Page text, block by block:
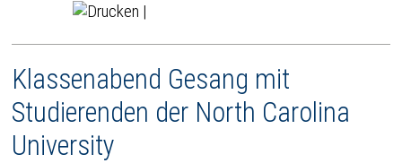
|
Klassenabend Gesang mit
Studierenden der North Carolina
University